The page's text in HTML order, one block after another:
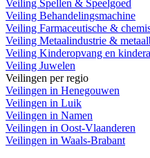
Veiling Spellen & Speelgoed
Veiling Behandelingsmachine
Veiling Farmaceutische &
Veiling Metaalindustrie &
Veiling Kinderopvang en
Veiling Juwelen
Veilingen per regio
Veilingen in Henegouwen
Veilingen in Luik
Veilingen in Namen
Veilingen in Oost-Vlaanderen
Veilingen in Waals-Brabant